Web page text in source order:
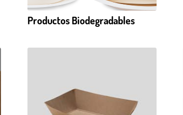
Productos Biodegradables